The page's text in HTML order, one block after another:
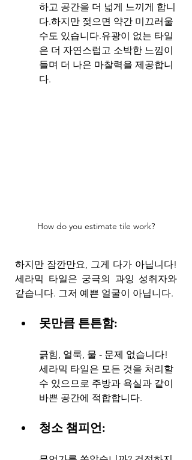
하고 공간을 더 넓게 느끼게 합니
다.하지만 젖으면 약간 미끄러울
수도 있습니다.유광이 없는 타일
은 더 자연스럽고 소박한 느낌이
들며 더 나은 마찰력을 제공합니
다.
How do you estimate tile work?
하지만 잠깐만요, 그게 다가 아닙니다!
세라믹 타일은 궁극의 과잉 성취자와
같습니다. 그저 예쁜 얼굴이 아닙니다.
못만큼 튼튼함:
긁힘, 얼룩, 물 - 문제 없습니다!
세라믹 타일은 모든 것을 처리할
수 있으므로 주방과 욕실과 같이
바쁜 공간에 적합합니다.
청소 챔피언: